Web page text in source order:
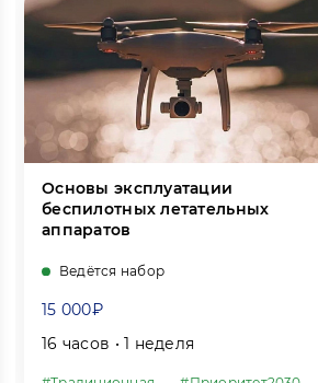
Основы эксплуатации
беспилотных летательных
аппаратов
Ведётся набор
15 000₽
16 часов • 1 неделя